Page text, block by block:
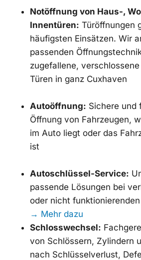
Notöffnung von Haus-,
Innentüren: Türöffnungen
häufigsten Einsätzen. Wir
passenden
zugefallene,
Türen in ganz Cuxhaven
Autoöffnung: Sichere und
Öffnung von Fahrzeugen,
im Auto liegt oder das
ist
Autoschlüssel-Service:
passende Lösungen bei
oder nicht
→ Mehr dazu
Schlosswechsel:
von Schlössern, Zylindern
nach Schlüsselverlust,